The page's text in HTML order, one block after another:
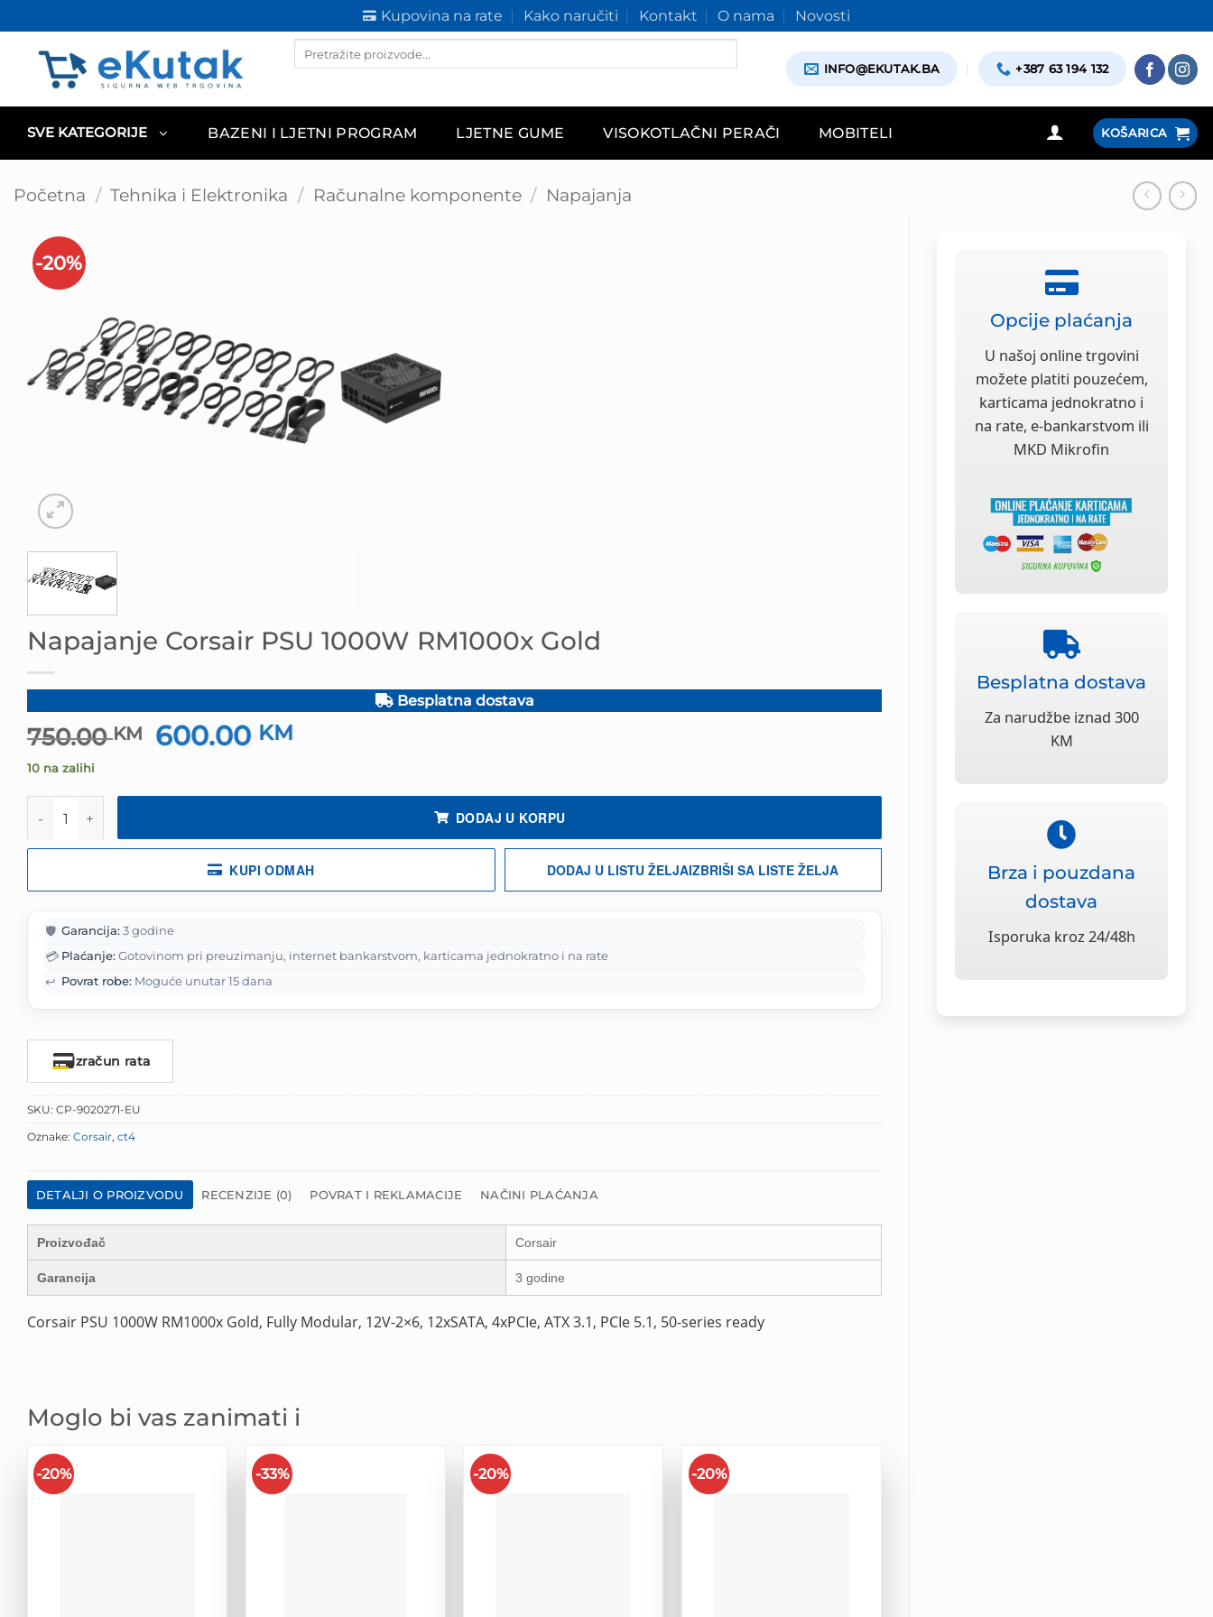
to
content
Kupovina na rate Kako naručiti Kontakt O nama Novosti
Products
INFO@EKUTAK.BA +387 63 194 132
SVE KATEGORIJE BAZENI I LJETNI PROGRAM LJETNE GUME VISOKOTLAČNI PERAČI MOBITELI KOŠARICA
Početna / Tehnika i Elektronika / Računalne komponente / Napajanja
Opcije plaćanja
U našoj online trgovini
možete platiti pouzećem,
karticama jednokratno i
na rate, e-bankarstvom ili
MKD Mikrofin
Besplatna dostava
Za narudžbe iznad 300
KM
Brza i pouzdana
dostava
Isporuka kroz 24/48h
-20%
Napajanje Corsair PSU 1000W RM1000x Gold
Besplatna dostava
750.00KM
Izvorna
cijena
je:
600.00 KM
600.00 KM.
10 na zalihi
DODAJ U KORPU
KUPI ODMAH DODAJ U LISTU ŽELJAIZBRIŠI SA LISTE ŽELJA
🛡️ Garancija:3 godine
💳 Plaćanje:Gotovinom pri preuzimanju, internet bankarstvom, karticama jednokratno i na rate
↩️ Povrat robe: Moguće unutar 15 dana
Izračun rata
SKU: CP-9020271-EU
Oznake: Corsair, ct4
DETALJI O PROIZVODU RECENZIJE (0) POVRAT I REKLAMACIJE NAČINI PLAĆANJA
Proizvođač Corsair
Garancija 3 godine
Corsair PSU 1000W RM1000x Gold, Fully Modular, 12V-2×6, 12xSATA, 4xPCIe, ATX 3.1, PCIe 5.1, 50-series ready
Moglo bi vas zanimati i
-20% -33% -20% -20%